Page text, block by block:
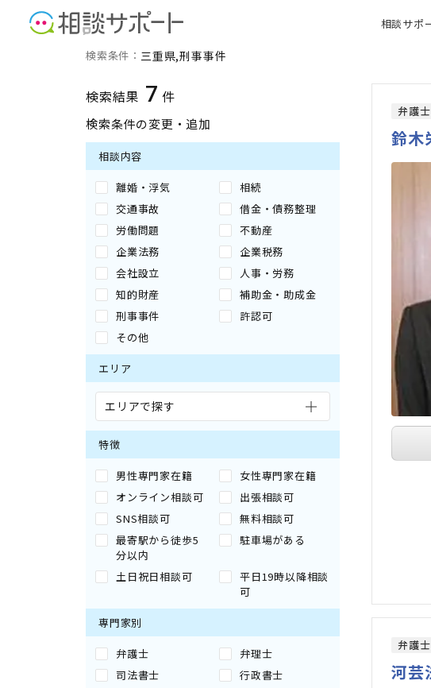
相談サポ
三重県の刑事事件に強い専門家の検
検索条件： 三重県 刑事事件
検索結果 7 件
検索条件の変更・追加
相談内容
離婚・浮気
相続
交通事故
借金・債務整理
労働問題
不動産
企業法務
企業税務
会社設立
人事・労務
知的財産
補助金・助成金
刑事事件
許認可
その他
エリア
エリアで探す
特徴
男性専門家在籍
女性専門家在籍
オンライン相談可
出張相談可
SNS相談可
無料相談可
最寄駅から徒歩5
分以内
駐車場がある
土日祝日相談可
平日19時以降相談
可
専門家別
弁護士
弁理士
司法書士
行政書士
弁護士
鈴木
弁護士
河芸